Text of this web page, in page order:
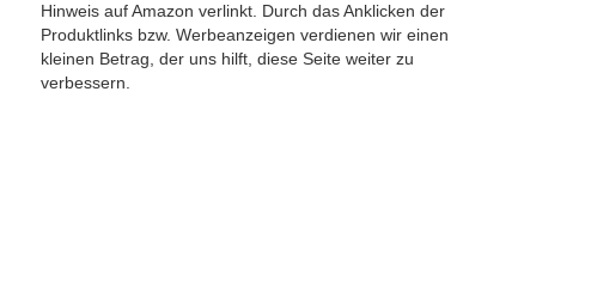
Hinweis auf Amazon verlinkt. Durch das Anklicken der
Produktlinks bzw. Werbeanzeigen verdienen wir einen
kleinen Betrag, der uns hilft, diese Seite weiter zu
verbessern.